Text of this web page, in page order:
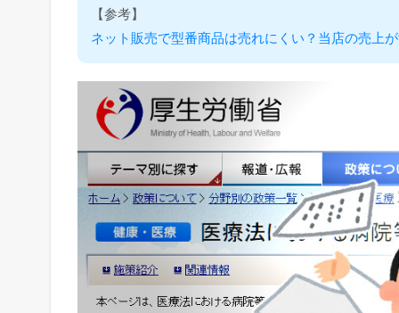
【参考】
ネット販売で型番商品は売れにくい？当店の売上